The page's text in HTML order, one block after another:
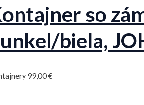
latest
so
biela,
99,00€